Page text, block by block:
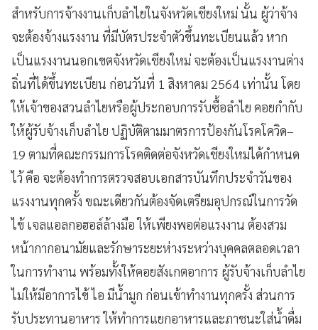
สำหรับการจ้างงานเก็บลำไยในจังหวัดเชียงใหม่ นั้น ผู้ว่าจ้าง
จะต้องจ้างแรงงาน ที่มีบัตรประจำตัวขึ้นทะเบียนแล้ว หาก
เป็นแรงงานนอกเขตจังหวัดเชียงใหม่ จะต้องเป็นแรงงานต่าง
ถิ่นที่ได้ขึ้นทะเบียน ก่อนวันที่ 1 สิงหาคม 2564 เท่านั้น โดย
ให้เจ้าของสวนลำไยหรือผู้ประกอบการรับซื้อลำไย คอยกำกับ
ให้ผู้รับจ้างเก็บลำไย ปฏิบัติตามมาตรการป้องกันโรคโควิด–
19 ตามที่คณะกรรมการโรคติดต่อจังหวัดเชียงใหม่ได้กำหนด
ไว้ คือ จะต้องทำการตรวจสอบเอกสารบันทึกประจำวันของ
แรงงานทุกครั้ง ขณะเดียวกันต้องจัดเตรียมอุปกรณ์ในการวัด
ไข้ เจลแอลกอฮอล์ล้างมือ ให้เพียงพอต่อแรงงาน ต้องสวม
หน้ากากอนามัยและรักษาระยะห่างระหว่างบุคคลตลอดเวลา
ในการทำงาน พร้อมทั้งให้คอยสังเกตอาการ ผู้รับจ้างเก็บลำไย
ไม่ให้มีอาการไข้ ไอ มีน้ำมูก ก่อนเข้าทำงานทุกครั้ง ส่วนการ
รับประทานอาหาร ให้ทำการแยกอาหารและภาชนะใส่น้ำดื่ม